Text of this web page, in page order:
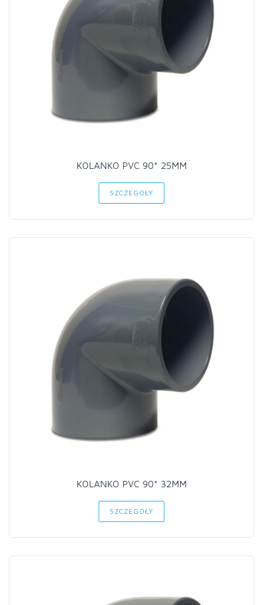
KOLANKO PVC 90* 25MM
SZCZEGÓŁY
KOLANKO PVC 90* 32MM
SZCZEGÓŁY